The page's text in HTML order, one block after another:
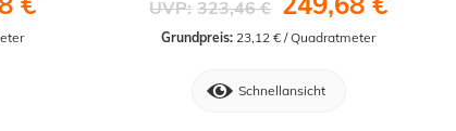
UVP: 323,46 €
Grundpreis: 23,12 € / Quadratmeter
Schnellansicht